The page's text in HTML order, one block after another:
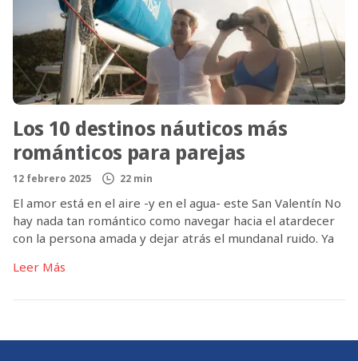
Los 10 destinos náuticos más
románticos para parejas
12 febrero 2025 22 min
El amor está en el aire -y en el agua- este San Valentín No
hay nada tan romántico como navegar hacia el atardecer
con la persona amada y dejar atrás el mundanal ruido. Ya
cena a la luz de las velas en la costa de […]
Leer Más